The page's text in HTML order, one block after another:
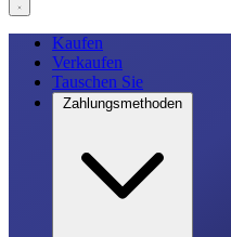
Kaufen
Verkaufen
Tauschen Sie
Zahlungsmethoden